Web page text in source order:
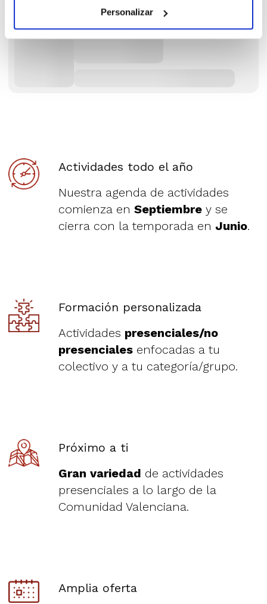
Personalizar
Actividades todo el año
Nuestra agenda de actividades
comienza en Septiembre y se
cierra con la temporada en Junio.
Formación personalizada
Actividades presenciales/no
presenciales enfocadas a tu
colectivo y a tu categoría/grupo.
Próximo a ti
Gran variedad de actividades
presenciales a lo largo de la
Comunidad Valenciana.
Amplia oferta